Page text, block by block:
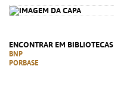
ENCONTRAR EM BIBLIOTECAS
BNP
PORBASE